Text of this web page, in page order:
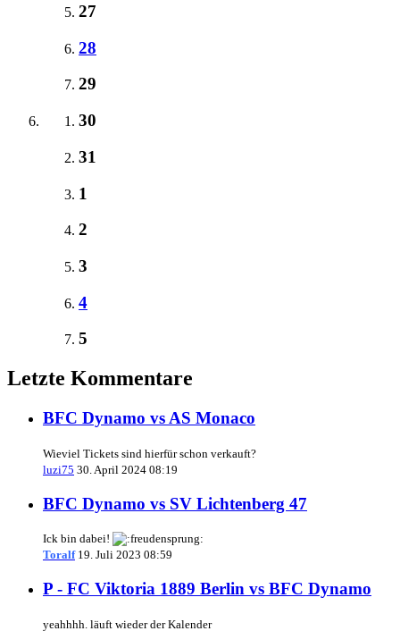
27
28
29
30
31
1
2
3
4
5
Letzte Kommentare
BFC Dynamo vs AS Monaco
Wieviel Tickets sind hierfür schon verkauft?
luzi75 30. April 2024 08:19
BFC Dynamo vs SV Lichtenberg 47
Ick bin dabei!
Toralf 19. Juli 2023 08:59
P - FC Viktoria 1889 Berlin vs BFC Dynamo
yeahhhh. läuft wieder der Kalender